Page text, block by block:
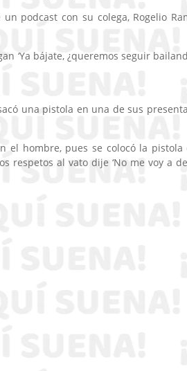
podcast con su colega, Rogelio
‘Ya bájate, ¿queremos seguir
una pistola en una de sus
el hombre, pues se colocó la pistola
respetos al vato dije ‘No me voy a